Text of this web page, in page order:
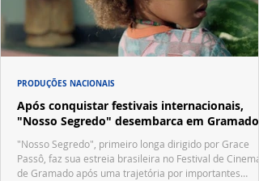
Após conquistar festivais internacionais,
"Nosso Segredo" desembarca em Gramado
"Nosso Segredo", primeiro longa dirigido por Grace
Passô, faz sua estreia brasileira no Festival de Cinema
de Gramado após uma trajetória por importantes
PRODUÇÕES NACIONAIS